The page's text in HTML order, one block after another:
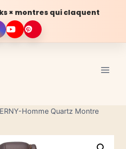
× montres qui claquent
Homme Quartz Montre